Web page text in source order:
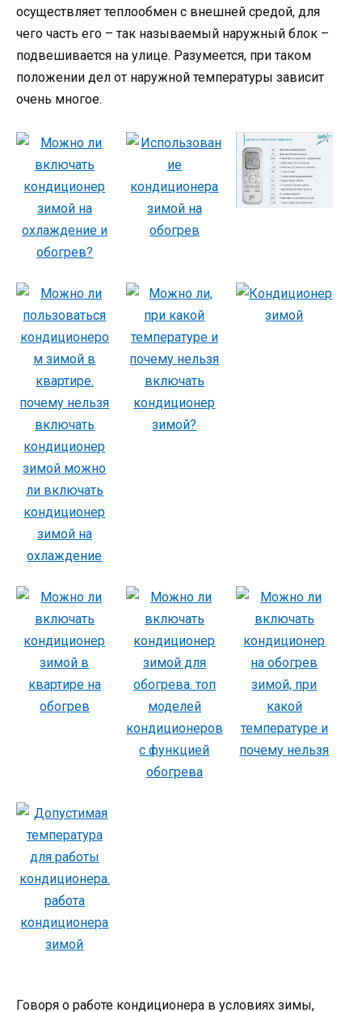
осуществляет теплообмен с внешней средой, для
чего часть его – так называемый наружный блок –
подвешивается на улице. Разумеется, при таком
положении дел от наружной температуры зависит
очень многое.
Говоря о работе кондиционера в условиях зимы,